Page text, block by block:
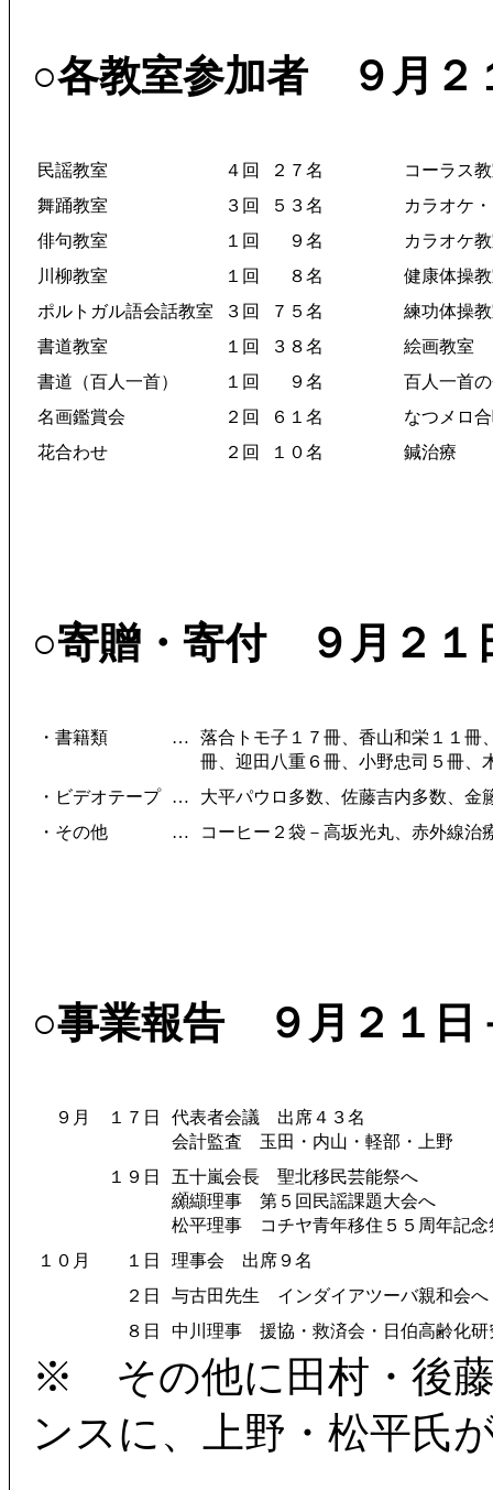
○各教室参加者 ９月２
民謡教室 ４回 ２７名
コーラス
舞踊教室
３回 ５３名
カラオケ
俳句教室
１回 ９名
カラオケ
川柳教室
１回 ８名
健康体操
ポルトガル語会話教室
３回 ７５名
練功体操
書道教室
１回 ３８名
絵画教室
書道（百人一首）
１回 ９名
百人一首
名画鑑賞会
２回 ６１名
なつメロ
花合わせ
２回 １０名 鍼治療
○寄贈・寄付 ９月２１
・書籍類 …
落合トモ子１７冊、香山和栄１１冊
冊、迎田八重６冊、小野忠司５冊、
・ビデオテープ
…
大平パウロ多数、佐藤吉内多数、金
・その他
… コーヒー２袋－高坂光丸、赤外線治
○事業報告 ９月２１日
９月 １７日
代表者会議 出席４３名
会計監査 玉田・内山・軽部・上野
１９日
五十嵐会長 聖北移民芸能祭へ
纐纈理事 第５回民謡課題大会へ
松平理事 コチヤ青年移住５５周年記念
１０月
１日
理事会 出席９名
２日
与古田先生 インダイアツーバ親和会へ
８日
中川理事 援協・救済会・日伯高齢化研
※ その他に田村・後藤
ンスに、上野・松平氏